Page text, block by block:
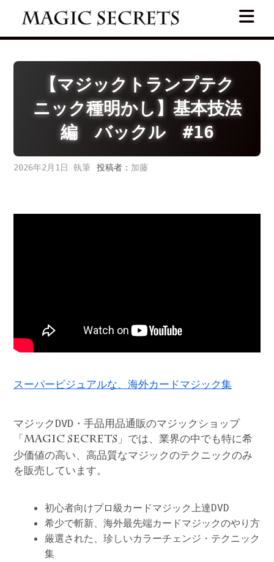
【マジックトランプテク
ニック種明かし】基本技法
編 バックル #16
2026年2月1日 投稿者： 加藤
スーパービジュアルな、海外カードマジック集
マジックDVD・手品用品通販のマジックショップ
「 MAGIC SECRETS 」では、業界の中でも特に希
少価値の高い、高品質なマジックのテクニックのみ
を販売しています。
初心者向けプロ級カードマジック上達DVD
希少で斬新、海外最先端カードマジックのやり方
厳選された、珍しいカラーチェンジ・テクニック
集